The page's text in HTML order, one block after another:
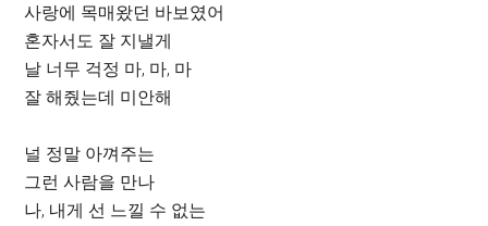
사랑에 목매왔던 바보였어
혼자서도 잘 지낼게
날 너무 걱정 마, 마, 마
잘 해줬는데 미안해
널 정말 아껴주는
그런 사람을 만나
나, 내게 선 느낄 수 없는